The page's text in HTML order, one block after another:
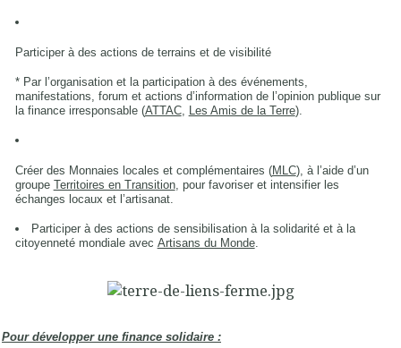
Participer à des actions de terrains et de visibilité
* Par l’organisation et la participation à des événements,
manifestations, forum et actions d’information de l’opinion publique sur
la finance irresponsable (ATTAC, Les Amis de la Terre).
Créer des Monnaies locales et complémentaires (MLC), à l’aide d’un
groupe Territoires en Transition, pour favoriser et intensifier les
échanges locaux et l’artisanat.
Participer à des actions de sensibilisation à la solidarité et à la
citoyenneté mondiale avec Artisans du Monde.
Pour développer une finance solidaire :